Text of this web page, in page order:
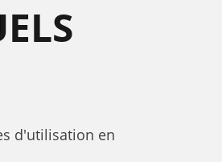
d'utilisation en